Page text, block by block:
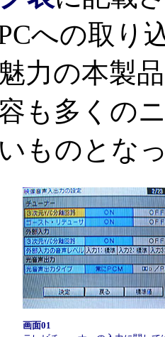
への取り
力の本製
も多くの
ものとな
画面01